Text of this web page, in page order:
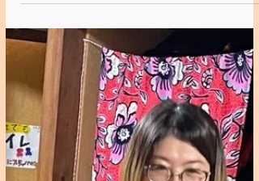
2024年11月10日
寺子屋 / 大田区 地域力応援基金助成事業
2024/11/10 寺子屋🏠万華鏡つ
くり🌸【いちごハウスに集まろ
う！】
令和6年度大田区地域力応援基金助成事業
「いちごハウスに集まろう！」プロジェク